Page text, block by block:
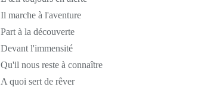
Il marche à l'aventure
Part à la découverte
Devant l'immensité
Qu'il nous reste à connaître
A quoi sert de rêver